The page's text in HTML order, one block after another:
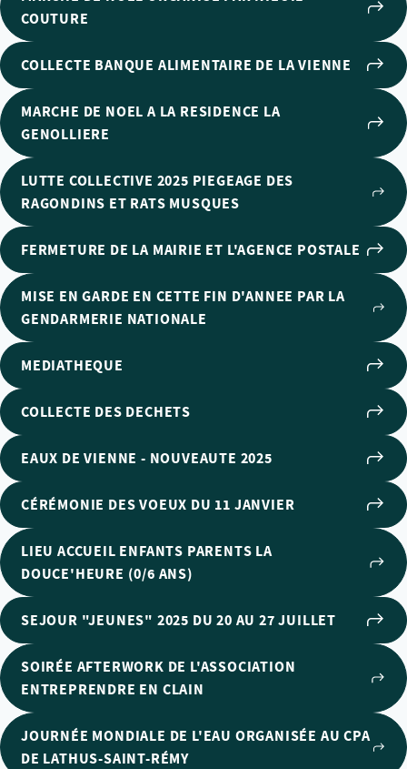
COUTURE
COLLECTE BANQUE ALIMENTAIRE DE LA VIENNE
MARCHE DE NOEL A LA RESIDENCE LA
GENOLLIERE
LUTTE COLLECTIVE 2025 PIEGEAGE DES
RAGONDINS ET RATS MUSQUES
FERMETURE DE LA MAIRIE ET L'AGENCE POSTALE
MISE EN GARDE EN CETTE FIN D'ANNEE PAR LA
GENDARMERIE NATIONALE
MEDIATHEQUE
COLLECTE DES DECHETS
EAUX DE VIENNE - NOUVEAUTE 2025
CÉRÉMONIE DES VOEUX DU 11 JANVIER
LIEU ACCUEIL ENFANTS PARENTS LA
DOUCE'HEURE (0/6 ANS)
SEJOUR "JEUNES" 2025 DU 20 AU 27 JUILLET
SOIRÉE AFTERWORK DE L'ASSOCIATION
ENTREPRENDRE EN CLAIN
JOURNÉE MONDIALE DE L'EAU ORGANISÉE AU CPA
DE LATHUS-SAINT-RÉMY